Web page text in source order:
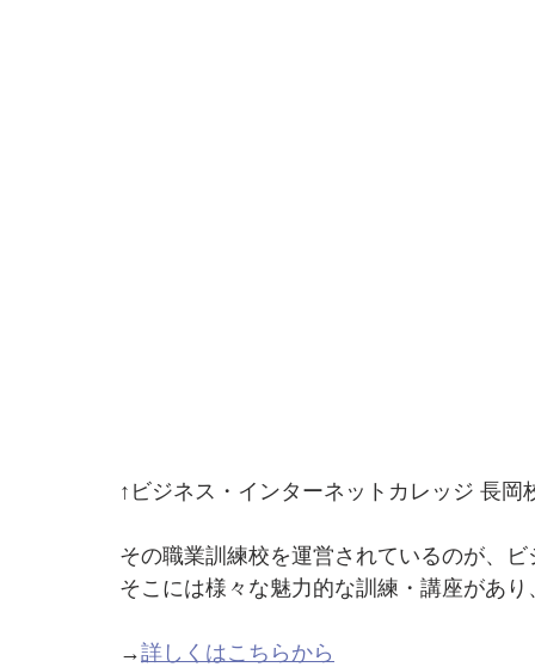
↑ビジネス・インターネットカレッジ 長岡
その職業訓練校を運営されているのが、
そこには様々な魅力的な訓練・講座があ
→詳しくはこちらから